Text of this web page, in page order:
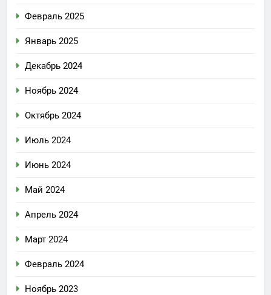
Февраль 2025
Январь 2025
Декабрь 2024
Ноябрь 2024
Октябрь 2024
Июль 2024
Июнь 2024
Май 2024
Апрель 2024
Март 2024
Февраль 2024
Ноябрь 2023